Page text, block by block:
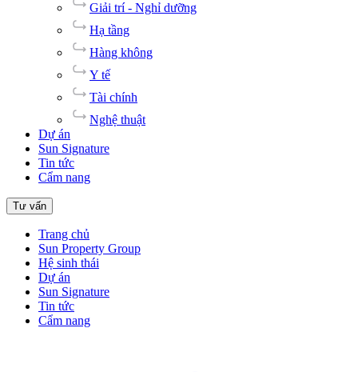
Giải trí - Nghỉ dưỡng
Hạ tầng
Hàng không
Y tế
Tài chính
Nghệ thuật
Dự án
Sun Signature
Tin tức
Cẩm nang
Tư vấn
Trang chủ
Sun Property Group
Hệ sinh thái
Dự án
Sun Signature
Tin tức
Cẩm nang